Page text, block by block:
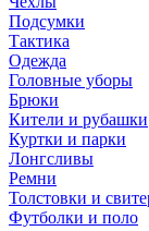
Подсумки
Тактика
Одежда
Головные уборы
Брюки
Кители и рубашки
Куртки и парки
Лонгсливы
Ремни
Толстовки и
Футболки и поло